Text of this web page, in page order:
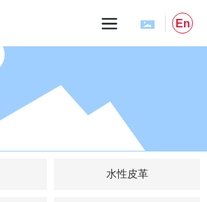
En
水性皮革